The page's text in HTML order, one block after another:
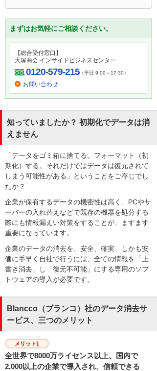
まずはお気軽にご相談ください。
【総合受付窓口】
大塚商会 インサイドビジネスセンター
0120-579-215（平日 9:00～17:30）
お問い合わせ
知っていましたか？ 初期化でデータは消
えません
「データをゴミ箱に捨てる。フォーマット（初
期化）する。それだけではデータは復元されて
しまう可能性がある」ということをご存じでし
たか？
企業が保有するデータの機密性は高く、PCやサ
ーバーの入れ替えなどで既存の機器を処分する
際にも情報漏えい対策をすることが、ますます
重要になっています。
企業のデータの消去を、安全、確実、しかも安
価に手早く自社で行うには、全ての情報を「上
書き消去」し「復元不可能」にする専用のソフ
トウェアの導入が必要です。
Blancco（ブランコ）社のデータ消去サ
ービス、三つのメリット
メリット1
全世界で8000万ライセンス以上、国内で
2,000以上の企業で導入され、信頼できる